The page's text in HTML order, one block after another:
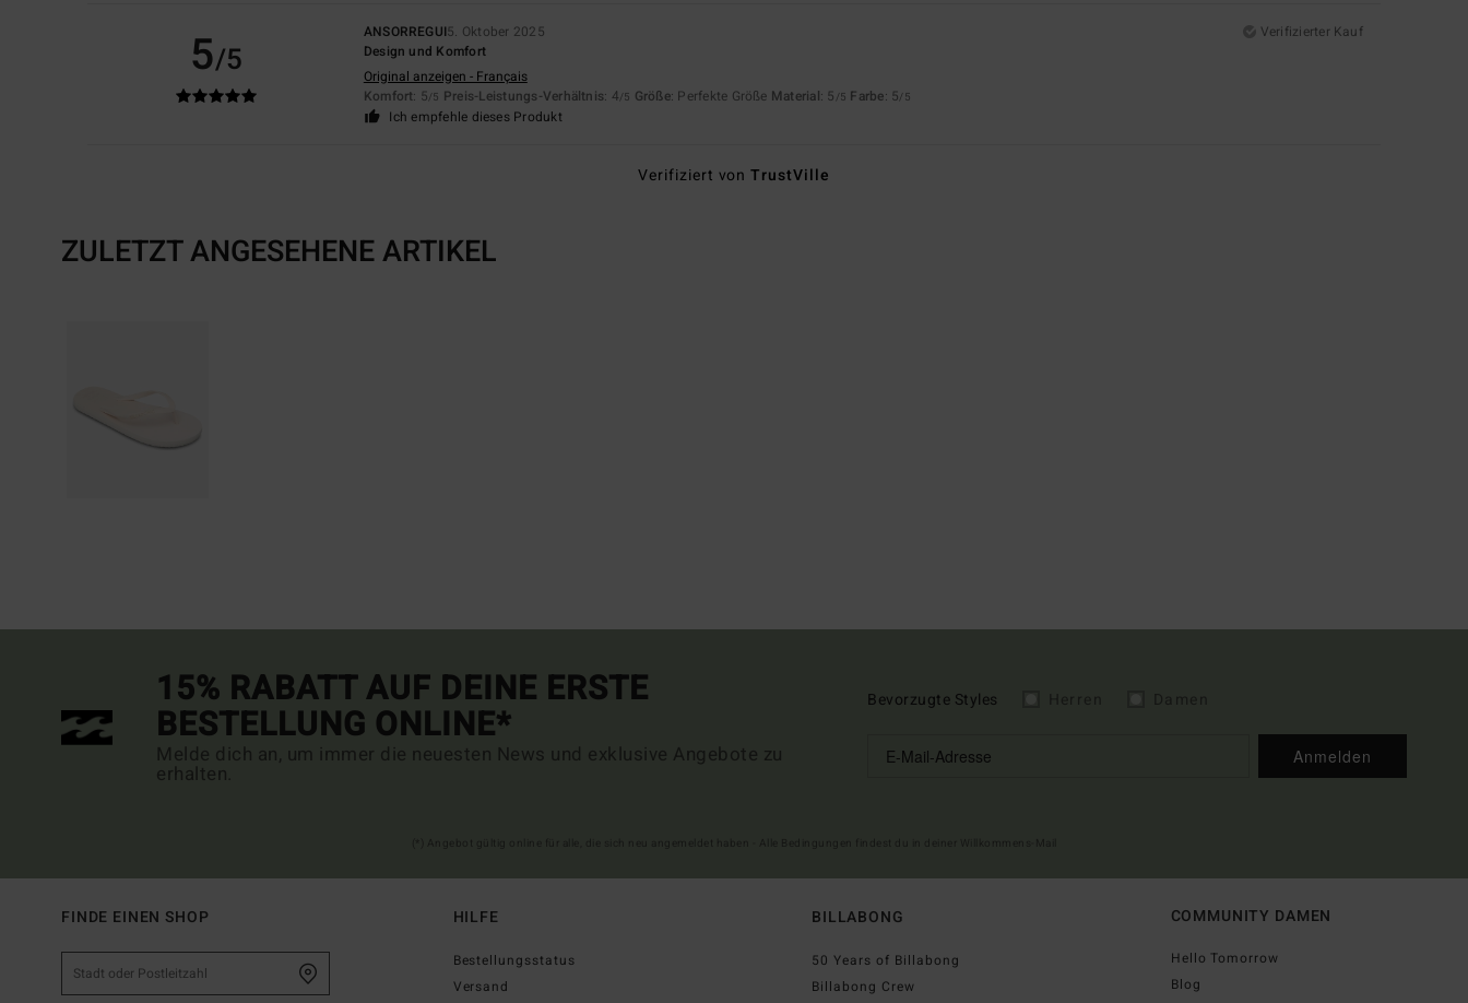
5/5
ANSORREGUI5. Oktober 2025
Verifizierter Kauf
Design und Komfort
Original anzeigen - Français
Komfort: 5/5 Preis-Leistungs-Verhältnis: 4/5 Größe: Perfekte Größe Material: 5 /5 Farbe: 5/5
Ich empfehle dieses Produkt
Verifiziert vonTrustVille
ZULETZT ANGESEHENE ARTIKEL
15% RABATT AUF DEINE ERSTE
BESTELLUNG ONLINE*
Melde dich an, um immer die neuesten News und exklusive Angebote zu
erhalten.
Bevorzugte Styles
Anmelden
FINDE EINEN SHOP HILFE
Bestellungsstatus
Versand
BILLABONG
50 Years of Billabong
Billabong Crew
COMMUNITY DAMEN
Hello Tomorrow
Blog